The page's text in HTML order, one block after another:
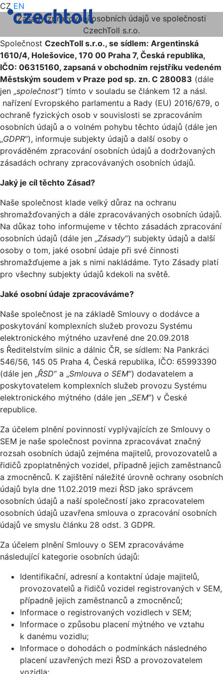
CZ EN
Zásady zpracování osobních údajů ve společnosti
CzechToll s.r.o.
Společnost CzechToll s.r.o., se sídlem: Argentinská
1610/4, Holešovice, 170 00 Praha 7, Česká republika,
IČO: 06315160, zapsaná v obchodním rejstříku vedeném
Městským soudem v Praze pod sp. zn. C 280083 (dále
jen „společnost“) tímto v souladu se článkem 12 a násl.
nařízení Evropského parlamentu a Rady (EU) 2016/679, o
ochraně fyzických osob v souvislosti se zpracováním
osobních údajů a o volném pohybu těchto údajů (dále jen
„GDPR“), informuje subjekty údajů a další osoby o
prováděném zpracování osobních údajů a dodržovaných
zásadách ochrany zpracovávaných osobních údajů.
Jaký je cíl těchto Zásad?
Naše společnost klade velký důraz na ochranu
shromažďovaných a dále zpracovávaných osobních údajů.
Na důkaz toho informujeme v těchto zásadách zpracování
osobních údajů (dále jen „Zásady“) subjekty údajů a další
osoby o tom, jaké osobní údaje při své činnosti
shromažďujeme a jak s nimi nakládáme. Tyto Zásady platí
pro všechny subjekty údajů kdekoli na světě.
Jaké osobní údaje zpracováváme?
Naše společnost je na základě Smlouvy o dodávce a
poskytování komplexních služeb provozu Systému
elektronického mýtného uzavřené dne 20.09.2018
s Ředitelstvím silnic a dálnic ČR, se sídlem: Na Pankráci
546/56, 145 05 Praha 4, Česká republika, IČO: 65993390
(dále jen „ŘSD“ a „Smlouva o SEM“) dodavatelem a
poskytovatelem komplexních služeb provozu Systému
elektronického mýtného (dále jen „SEM“) v České
republice.
Za účelem plnění povinností vyplývajících ze Smlouvy o
SEM je naše společnost povinna zpracovávat značný
rozsah osobních údajů zejména majitelů, provozovatelů a
řidičů zpoplatněných vozidel, případně jejich zaměstnanců
a zmocněnců. K zajištění náležité úrovně ochrany osobních
údajů byla dne 11.02.2019 mezi ŘSD jako správcem
osobních údajů a naší společností jako zpracovatelem
osobních údajů uzavřena smlouva o zpracování osobních
údajů ve smyslu článku 28 odst. 3 GDPR.
Za účelem plnění Smlouvy o SEM zpracováváme
následující kategorie osobních údajů:
Identifikační, adresní a kontaktní údaje majitelů,
provozovatelů a řidičů vozidel registrovaných v SEM,
případně jejich zaměstnanců a zmocněnců;
Informace o registrovaných vozidlech v SEM;
Informace o způsobu placení mýtného ve vztahu
k danému vozidlu;
Informace o dohodách o podmínkách následného
placení uzavřených mezi ŘSD a provozovatelem
vozidla;